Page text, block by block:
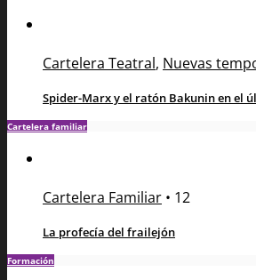
Cartelera Teatral, Nuevas
Spider-Marx y el ratón Bakunin en el
Cartelera familiar
Cartelera Familiar • 12
La profecía del frailejón
Formación